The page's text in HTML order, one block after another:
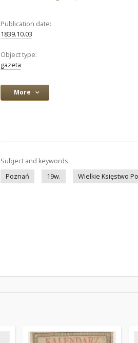
Publication date:
1839.10.03
Object type:
gazeta
More
Subject and keywords:
Poznań
19w. Wielkie Księstwo